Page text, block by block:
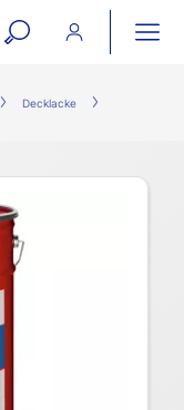
open
Decklacke